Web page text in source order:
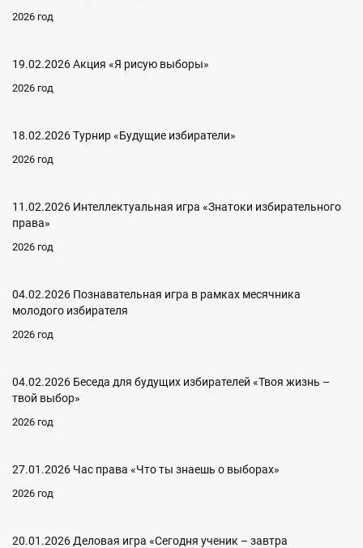
2026 год
19.02.2026 Акция «Я рисую выборы»
2026 год
18.02.2026 Турнир «Будущие избиратели»
2026 год
11.02.2026 Интеллектуальная игра «Знатоки избирательного
права»
2026 год
04.02.2026 Познавательная игра в рамках месячника
молодого избирателя
2026 год
04.02.2026 Беседа для будущих избирателей «Твоя жизнь –
твой выбор»
2026 год
27.01.2026 Час права «Что ты знаешь о выборах»
2026 год
20.01.2026 Деловая игра «Сегодня ученик – завтра